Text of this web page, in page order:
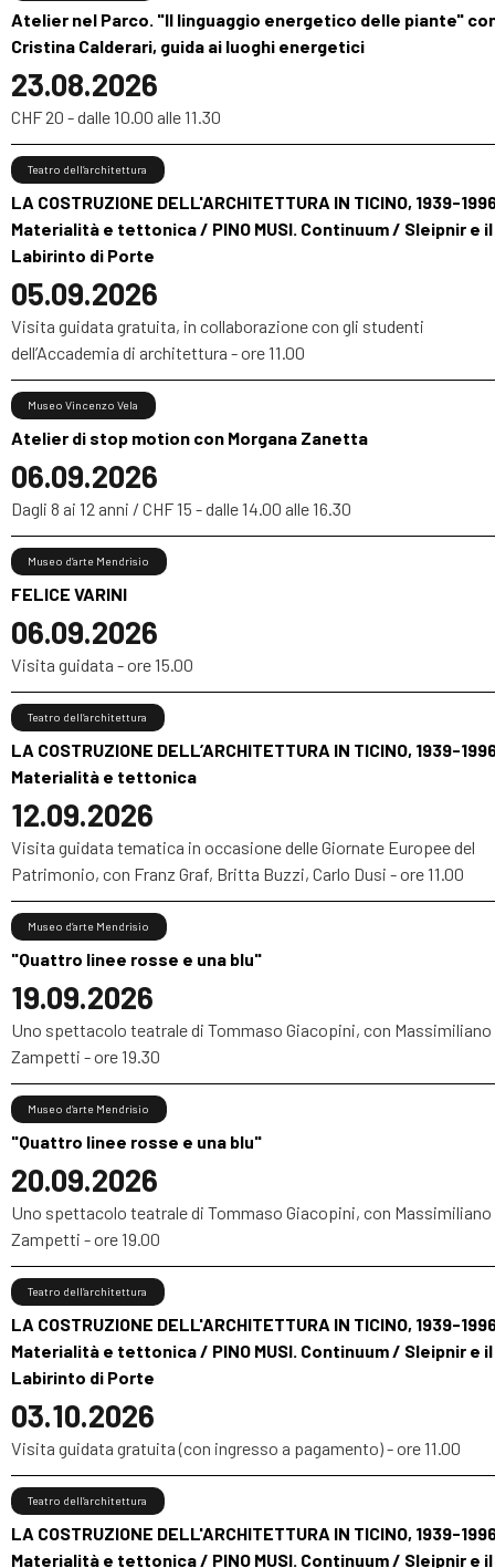
Atelier nel Parco. "Il linguaggio energetico delle piante"
Cristina Calderari, guida ai luoghi energetici
23.08.2026
CHF 20 - dalle 10.00 alle 11.30
LA COSTRUZIONE DELL'ARCHITETTURA IN TICINO, 1939-
Materialità e tettonica / PINO MUSI. Continuum / Sleipnir e il
Labirinto di Porte
05.09.2026
Teatro dell’architettura
Visita guidata gratuita, in collaborazione con gli studenti
dell’Accademia di architettura - ore 11.00
Atelier di stop motion con Morgana Zanetta
06.09.2026
Museo Vincenzo Vela
Dagli 8 ai 12 anni / CHF 15 - dalle 14.00 alle 16.30
FELICE VARINI
06.09.2026
Museo d’arte Mendrisio
Visita guidata - ore 15.00
LA COSTRUZIONE DELL’ARCHITETTURA IN TICINO, 1939-
Materialità e tettonica
12.09.2026
Teatro dell’architettura
Visita guidata tematica in occasione delle Giornate Europee del
Patrimonio, con Franz Graf, Britta Buzzi, Carlo Dusi - ore 11.00
"Quattro linee rosse e una blu"
19.09.2026
Museo d’arte Mendrisio
Uno spettacolo teatrale di Tommaso Giacopini, con Massimiliano
Zampetti - ore 19.30
"Quattro linee rosse e una blu"
20.09.2026
Museo d’arte Mendrisio
Uno spettacolo teatrale di Tommaso Giacopini, con Massimiliano
Zampetti - ore 19.00
LA COSTRUZIONE DELL'ARCHITETTURA IN TICINO, 1939-
Materialità e tettonica / PINO MUSI. Continuum / Sleipnir e il
Labirinto di Porte
03.10.2026
Teatro dell’architettura
Visita guidata gratuita (con ingresso a pagamento) - ore 11.00
LA COSTRUZIONE DELL'ARCHITETTURA IN TICINO, 1939-
Materialità e tettonica / PINO MUSI. Continuum / Sleipnir e il
Teatro dell’architettura